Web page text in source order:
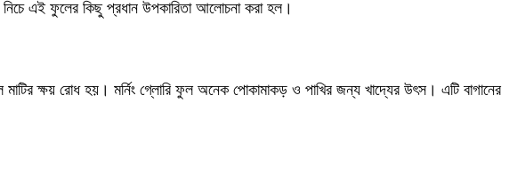
এই ফুলের কিছু প্রধান উপকারিতা আলোচনা করা হল।
ক্ষয় রোধ হয়। মর্নিং গ্লোরি ফুল অনেক পোকামাকড় ও পাখির জন্য খাদ্যের উৎস। এটি বাগানের